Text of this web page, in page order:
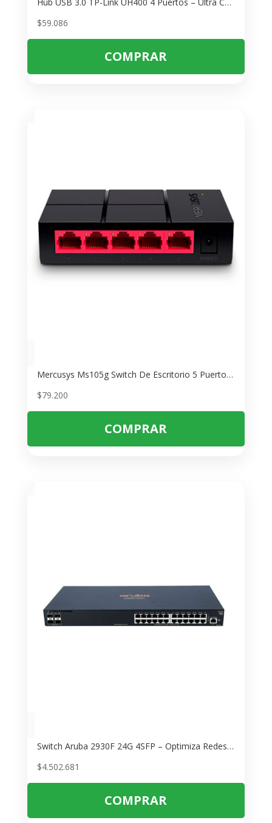
$59.086
COMPRAR
Mercusys Ms105g Switch De Escritorio 5 Puertos Gigabit
$79.200
COMPRAR
Switch Aruba 2930F 24G 4SFP – Optimiza Redes para Espacios de Trabajo Digitales
$4.502.681
COMPRAR